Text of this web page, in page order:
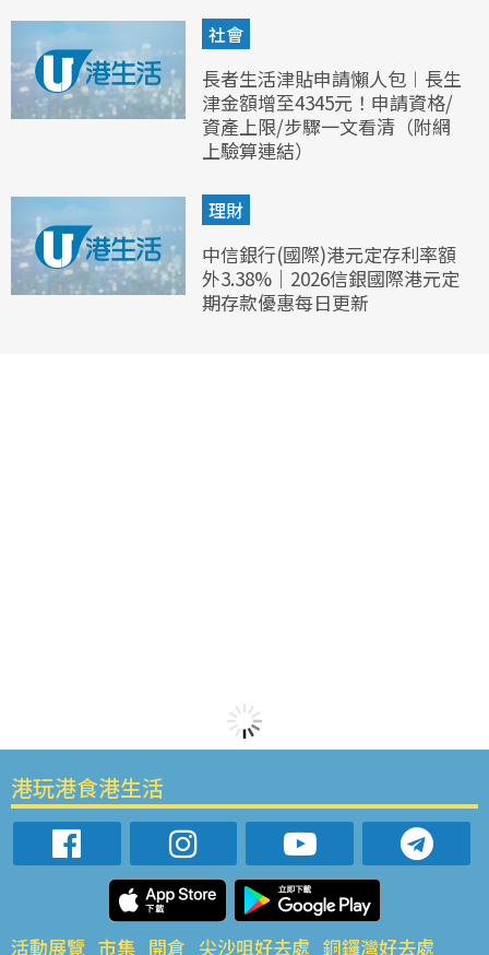
社會
長者生活津貼申請懶人包︱長生
津金額增至4345元！申請資格/
資產上限/步驟一文看清（附網
上驗算連結）
理財
中信銀行(國際)港元定存利率額
外3.38%｜2026信銀國際港元定
期存款優惠每日更新
港玩港食港生活
活動展覽 市集 開倉 尖沙咀好去處 銅鑼灣好去處